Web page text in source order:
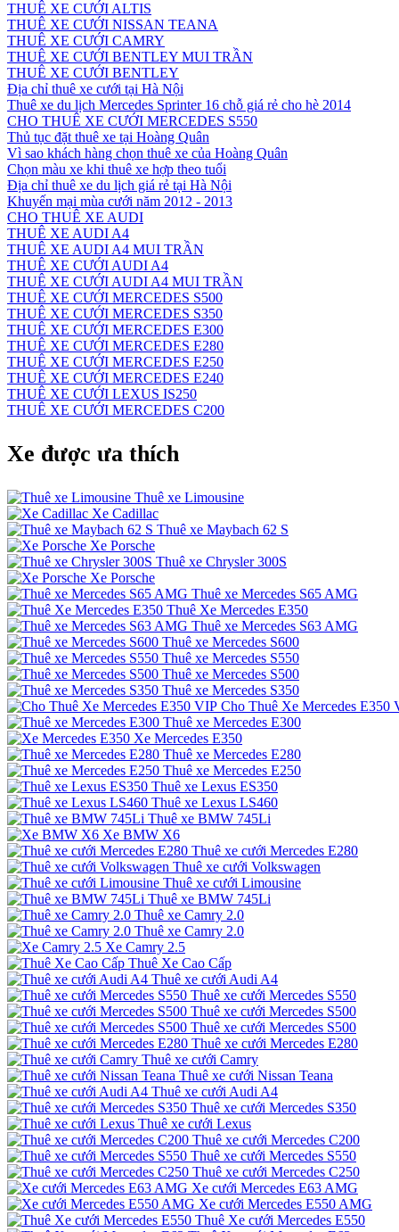
THUÊ XE CƯỚI ALTIS
THUÊ XE CƯỚI NISSAN TEANA
THUÊ XE CƯỚI CAMRY
THUÊ XE CƯỚI BENTLEY MUI TRẦN
THUÊ XE CƯỚI BENTLEY
Địa chỉ thuê xe cưới tại Hà Nội
Thuê xe du lịch Mercedes Sprinter 16 chỗ giá rẻ cho hè 2014
CHO THUÊ XE CƯỚI MERCEDES S550
Thủ tục đặt thuê xe tại Hoàng Quân
Vì sao khách hàng chọn thuê xe của Hoàng Quân
Chọn màu xe khi thuê xe hợp theo tuổi
Địa chỉ thuê xe du lịch giá rẻ tại Hà Nội
Khuyến mại mùa cưới năm 2012 - 2013
CHO THUÊ XE AUDI
THUÊ XE AUDI A4
THUÊ XE AUDI A4 MUI TRẦN
THUÊ XE CƯỚI AUDI A4
THUÊ XE CƯỚI AUDI A4 MUI TRẦN
THUÊ XE CƯỚI MERCEDES S500
THUÊ XE CƯỚI MERCEDES S350
THUÊ XE CƯỚI MERCEDES E300
THUÊ XE CƯỚI MERCEDES E280
THUÊ XE CƯỚI MERCEDES E250
THUÊ XE CƯỚI MERCEDES E240
THUÊ XE CƯỚI LEXUS IS250
THUÊ XE CƯỚI MERCEDES C200
Xe được ưa thích
Thuê xe Limousine
Xe Cadillac
Thuê xe Maybach 62 S
Xe Porsche
Thuê xe Chrysler 300S
Xe Porsche
Thuê xe Mercedes S65 AMG
Thuê Xe Mercedes E350
Thuê xe Mercedes S63 AMG
Thuê xe Mercedes S600
Thuê xe Mercedes S550
Thuê xe Mercedes S500
Thuê xe Mercedes S350
Cho Thuê Xe Mercedes E350
Thuê xe Mercedes E300
Xe Mercedes E350
Thuê xe Mercedes E280
Thuê xe Mercedes E250
Thuê xe Lexus ES350
Thuê xe Lexus LS460
Thuê xe BMW 745Li
Xe BMW X6
Thuê xe cưới Mercedes E280
Thuê xe cưới Volkswagen
Thuê xe cưới Limousine
Thuê xe BMW 745Li
Thuê xe Camry 2.0
Thuê xe Camry 2.0
Xe Camry 2.5
Thuê Xe Cao Cấp
Thuê xe cưới Audi A4
Thuê xe cưới Mercedes S550
Thuê xe cưới Mercedes S500
Thuê xe cưới Mercedes S500
Thuê xe cưới Mercedes E280
Thuê xe cưới Camry
Thuê xe cưới Nissan Teana
Thuê xe cưới Audi A4
Thuê xe cưới Mercedes S350
Thuê xe cưới Lexus
Thuê xe cưới Mercedes C200
Thuê xe cưới Mercedes S550
Thuê xe cưới Mercedes C250
Xe cưới Mercedes E63 AMG
Xe cưới Mercedes E550 AMG
Thuê Xe cưới Mercedes E550